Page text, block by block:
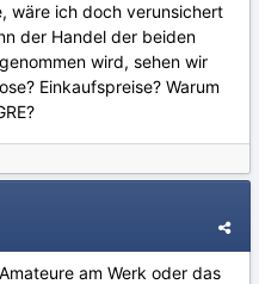
wäre ich doch verunsichert
der Handel der beiden
wird, sehen wir
Einkaufspreise? Warum
am Werk oder das